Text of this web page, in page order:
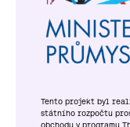
Tento projekt byl
státního rozpočtu
obchodu v programu